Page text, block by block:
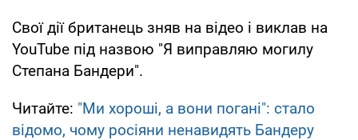
Свої дії британець зняв на відео і виклав на
YouTube під назвою "Я виправляю могилу
Степана Бандери".
Читайте: "Ми хороші, а вони погані": стало
відомо, чому росіяни ненавидять Бандеру